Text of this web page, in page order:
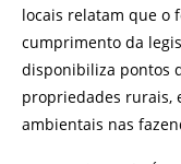
locais relatam que o
cumprimento da
disponibiliza pontos
propriedades rurais,
ambientais nas